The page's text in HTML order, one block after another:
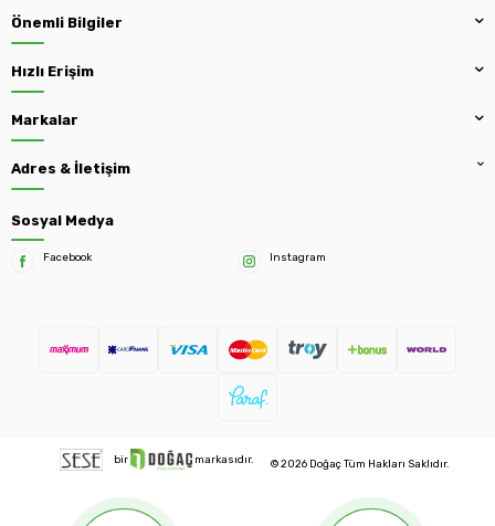
Önemli Bilgiler
Hızlı Erişim
Markalar
Adres & İletişim
Sosyal Medya
Facebook Instagram
bir markasıdır. © 2026 Doğaç Tüm Hakları Saklıdır.